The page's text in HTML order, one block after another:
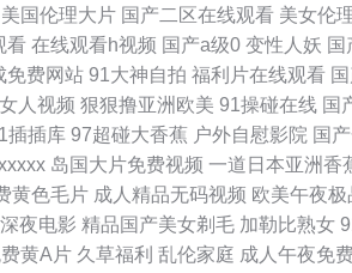
福利导航 91网站PH 91绯色视频系列 69国产精品
伊人9在线 色片王C0M 久热超碰在线 国产ts自拍
看 午夜精品久久麻豆 色色六月天 女忧在线观看
费网址 日韩福利网 天天综合视频在线 日美女bb
美国伦理大片 国产二区在线观看 美女伦
看 在线观看h视频 国产a级0 变性人妖 国
免费网站 91大神自拍 福利片在线观看
人视频 狠狠撸亚洲欧美 91操碰在线 国
插插库 97超碰大香蕉 户外自慰影院 国
岛国大片免费视频 一道日本亚洲香
黄色毛片 成人精品无码视频 欧美午夜极
夜电影 精品国产美女剃毛 加勒比熟女
黄A片 久草福利 乱伦家庭 成人午夜免